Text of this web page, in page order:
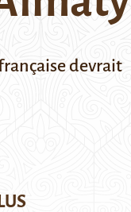
devrait